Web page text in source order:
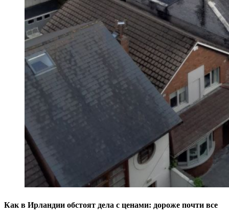
Как в Ирландии обстоят дела с ценами: дороже почти все